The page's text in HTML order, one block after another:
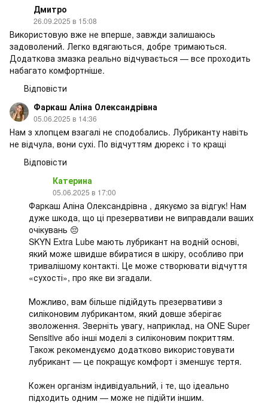
Дмитро
26.09.2025 в 15:08
Використовую вже не вперше, завжди залишаюсь
задоволений. Легко вдягаються, добре тримаються.
Додаткова змазка реально відчувається — все проходить
набагато комфортніше.
Відповісти
Фаркаш Аліна Олександрівна
05.06.2025 в 14:36
Нам з хлопцем взагалі не сподобались. Лубриканту навіть
не відчула, вони сухі. По відчуттям дюрекс і то кращі
Відповісти
Катерина
05.06.2025 в 17:00
Фаркаш Аліна Олександрівна , дякуємо за відгук! Нам
дуже шкода, що ці презервативи не виправдали ваших
очікувань 😔
SKYN Extra Lube мають лубрикант на водній основі,
який може швидше вбиратися в шкіру, особливо при
тривалішому контакті. Це може створювати відчуття
«сухості», про яке ви згадали.
Можливо, вам більше підійдуть презервативи з
силіконовим лубрикантом, який довше зберігає
зволоження. Зверніть увагу, наприклад, на ONE Super
Sensitive або інші моделі з силіконовим покриттям.
Також рекомендуємо додатково використовувати
лубрикант — це покращує комфорт і зменшує тертя.
Кожен організм індивідуальний, і те, що ідеально
підходить одним — може не підійти іншим.